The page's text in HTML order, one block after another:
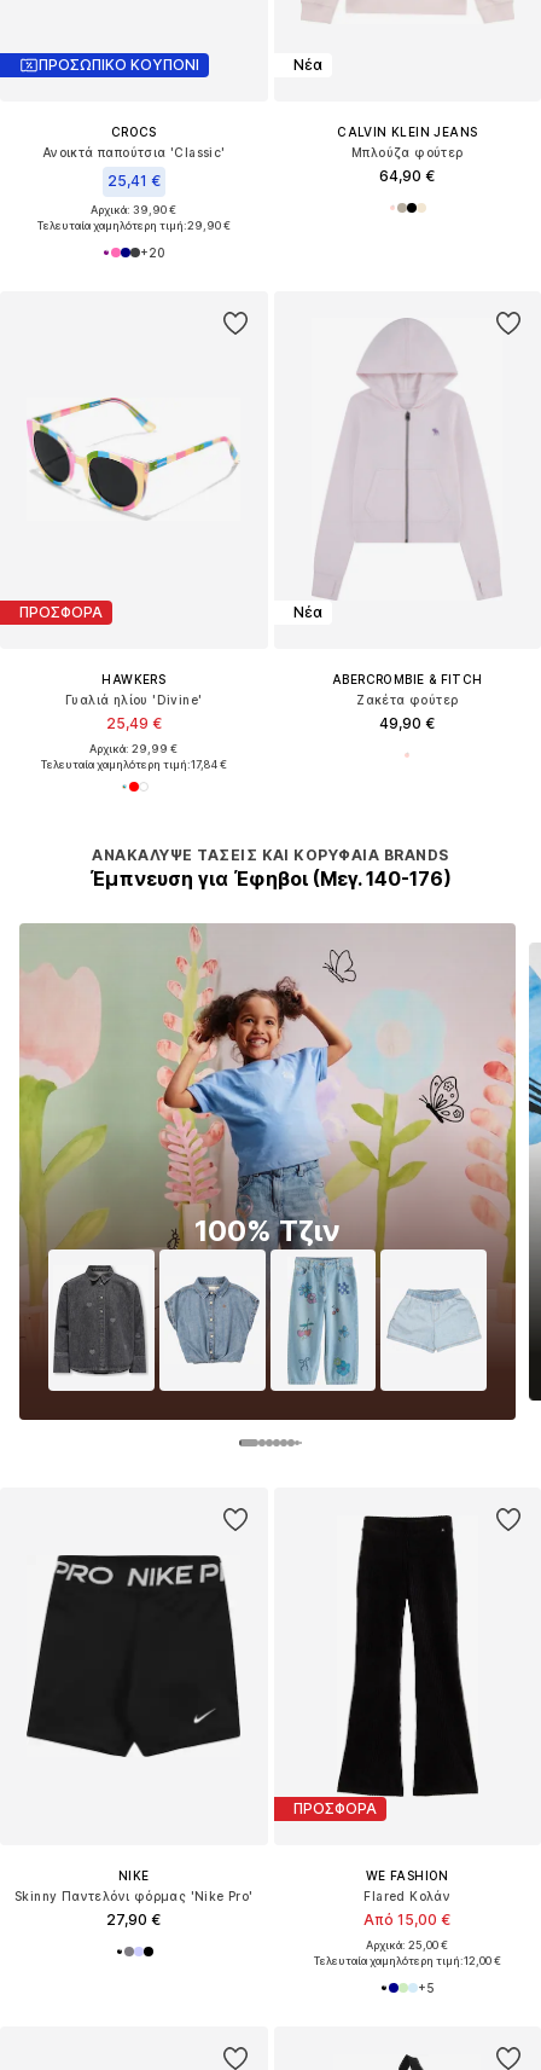
ΠΡΟΣΩΠΙΚΟ ΚΟΥΠΟΝΙ
CROCS
Ανοικτά παπούτσια 'Classic'
25,41 €
Αρχικά: 39,90 €
Τελευταία χαμηλότερη τιμή:29,90 €
+20
Νέα
CALVIN KLEIN JEANS
Μπλούζα φούτερ
64,90 €
ΠΡΟΣΦΟΡΑ
HAWKERS
Γυαλιά ηλίου 'Divine'
25,49 €
Αρχικά: 29,99 €
Τελευταία χαμηλότερη τιμή:17,84 €
ΑΝΑΚΆΛΥΨΕ ΤΆΣΕΙΣ ΚΑΙ ΚΟΡΥΦΑΊΑ BRANDS
Έμπνευση για Έφηβοι (Μεγ. 140-176)
100% Τζιν
Νέα
ABERCROMBIE & FITCH
Ζακέτα φούτερ
49,90 €
NIKE
Skinny Παντελόνι φόρμας 'Nike Pro'
27,90 €
ΠΡΟΣΦΟΡΑ
WE FASHION
Flared Κολάν
Από 15,00 €
Αρχικά: 25,00 €
Τελευταία χαμηλότερη τιμή:12,00 €
+5